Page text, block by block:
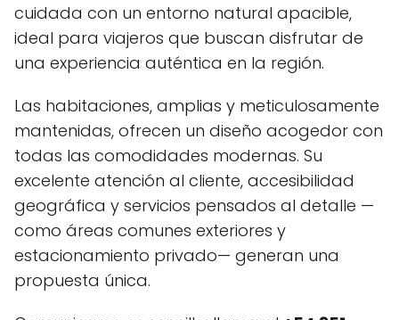
cuidada con un entorno natural apacible,
ideal para viajeros que buscan disfrutar de
una experiencia auténtica en la región.
Las habitaciones, amplias y meticulosamente
mantenidas, ofrecen un diseño acogedor con
todas las comodidades modernas. Su
excelente atención al cliente, accesibilidad
geográfica y servicios pensados al detalle —
como áreas comunes exteriores y
estacionamiento privado— generan una
propuesta única.